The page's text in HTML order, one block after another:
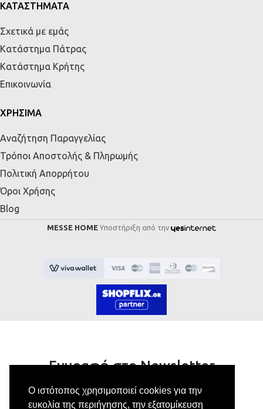
Ο ιστότοπος χρησιμοποιεί cookies για την
ευκολία της περιήγησης, την εξατομίκευση
ΚΑΤΑΣΤΗΜΑΤΑ
Σχετικά με εμάς
Κατάστημα Πάτρας
Κατάστημα Κρήτης
Επικοινωνία
ΧΡΗΣΙΜΑ
Αναζήτηση Παραγγελίας
Τρόποι Αποστολής & Πληρωμής
Πολιτική Απορρήτου
Όροι Χρήσης
Blog
MESSE HOME Υποστήριξη από την
Εγγραφή στο Newsletter
Κάνε εγγραφή στο newsletter μας για να